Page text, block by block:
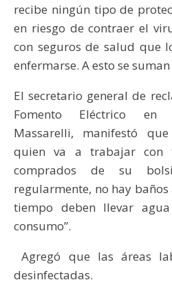
recibe ningún tipo de
en riesgo de contraer el
con seguros de salud que
enfermarse. A esto se
El secretario general de
Fomento Eléctrico en
Massarelli, manifestó
quien va a trabajar con
comprados de su
regularmente, no hay
tiempo deben llevar
consumo”.
Agregó que las áreas
desinfectadas.